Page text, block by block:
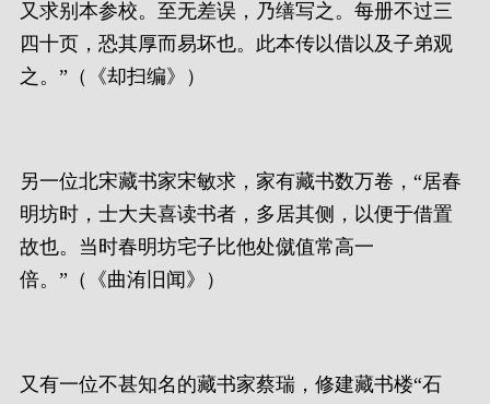
又求别本参校。至无差误，乃缮写之。每册不过三
四十页，恐其厚而易坏也。此本传以借以及子弟观
之。”（《却扫编》）
另一位北宋藏书家宋敏求，家有藏书数万卷，“居春
明坊时，士大夫喜读书者，多居其侧，以便于借置
故也。当时春明坊宅子比他处僦值常高一
倍。”（《曲洧旧闻》）
又有一位不甚知名的藏书家蔡瑞，修建藏书楼“石